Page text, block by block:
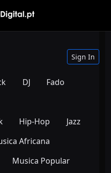
Sign In
DJ
Fado
Hip-Hop
Jazz
Africana
Musica Popular